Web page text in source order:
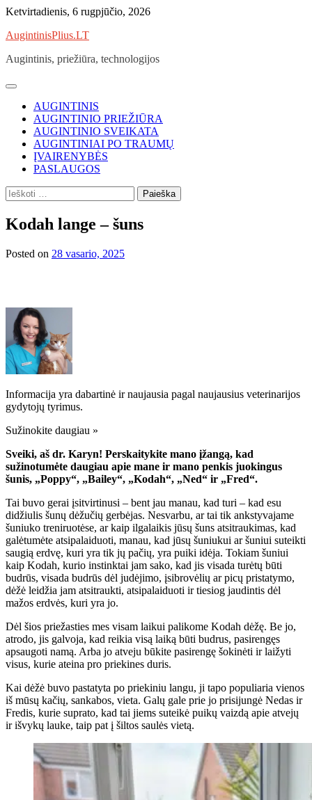
Skip
content
Ketvirtadienis, 6 rugpjūčio, 2026
AugintinisPlius.LT
Augintinis, priežiūra, technologijos
AUGINTINIS
AUGINTINIO PRIEŽIŪRA
AUGINTINIO SVEIKATA
AUGINTINIAI PO TRAUMŲ
ĮVAIRENYBĖS
PASLAUGOS
Ieškoti:
Kodah lange – šuns
Posted on 28 vasario, 2025
Informacija yra dabartinė ir naujausia pagal naujausius veterinarijos
gydytojų tyrimus.
Sužinokite daugiau »
Sveiki, aš dr. Karyn! Perskaitykite mano įžangą, kad
sužinotumėte daugiau apie mane ir mano penkis juokingus
šunis, „Poppy“, „Bailey“, „Kodah“, „Ned“ ir „Fred“.
Tai buvo gerai įsitvirtinusi – bent jau manau, kad turi – kad esu
didžiulis šunų dėžučių gerbėjas. Nesvarbu, ar tai tik ankstyvajame
šuniuko treniruotėse, ar kaip ilgalaikis jūsų šuns atsitraukimas, kad
galėtumėte atsipalaiduoti, manau, kad jūsų šuniukui ar šuniui suteikti
saugią erdvę, kuri yra tik jų pačių, yra puiki idėja. Tokiam šuniui
kaip Kodah, kurio instinktai jam sako, kad jis visada turėtų būti
budrūs, visada budrūs dėl judėjimo, įsibrovėlių ar picų pristatymo,
dėžė leidžia jam atsitraukti, atsipalaiduoti ir tiesiog jaudintis dėl
mažos erdvės, kuri yra jo.
Dėl šios priežasties mes visam laikui palikome Kodah dėžę. Be jo,
atrodo, jis galvoja, kad reikia visą laiką būti budrus, pasirengęs
apsaugoti namą. Arba jo atveju būkite pasirengę šokinėti ir laižyti
visus, kurie ateina pro priekines duris.
Kai dėžė buvo pastatyta po priekiniu langu, ji tapo populiaria vienos
iš mūsų kačių, sankabos, vieta. Galų gale prie jo prisijungė Nedas ir
Fredis, kurie suprato, kad tai jiems suteikė puikų vaizdą apie atvejų
ir išvykų lauke, taip pat į šiltos saulės vietą.